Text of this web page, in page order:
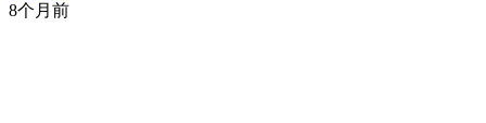
8个月前